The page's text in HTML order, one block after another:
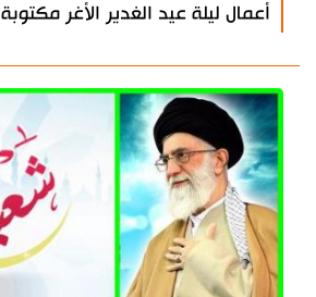
أعمال ليلة عيد الغدير الأغر مكتوبة